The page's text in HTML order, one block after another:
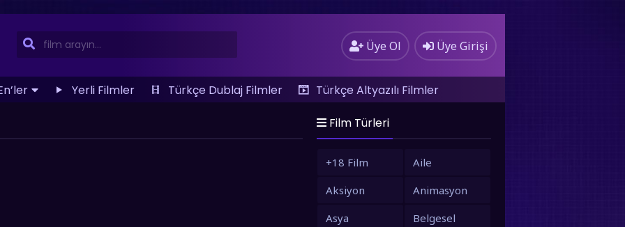
Üye Ol Üye Girişi
Yerli Filmler Türkçe Dublaj Filmler
Türkçe Altyazılı Filmler
Film Türleri
+18 Film
Aile
Aksiyon
Animasyon
Asya
Belgesel